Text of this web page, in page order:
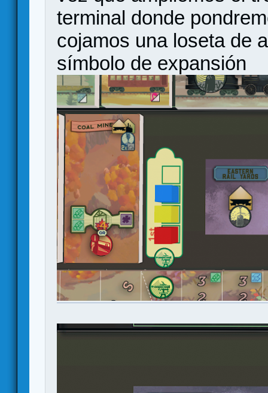
terminal donde
cojamos una loseta de
símbolo de expansión